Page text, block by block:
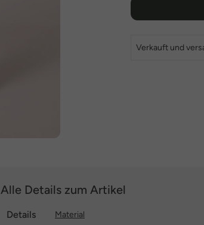
Verkauft und
Alle Details zum Artikel
Details Material